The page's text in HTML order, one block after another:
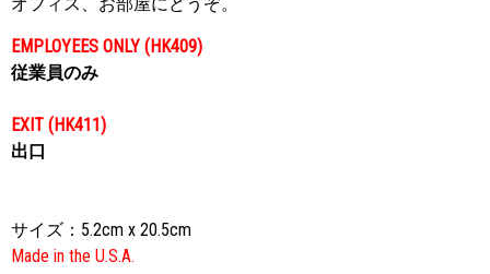
EMPLOYEES ONLY (HK409)
従業員のみ
EXIT (HK411)
出口
サイズ：5.2cm x 20.5cm
Made in the U.S.A.